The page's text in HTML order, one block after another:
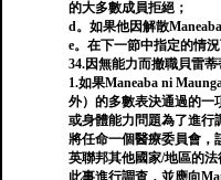
的大多數成員拒絕；
d。如果他因解散
e。在下一節中指定的情況
34.因無能力而撤職貝雷蒂
1.如果Maneaba ni
外）的多數表決通過的一
或身體能力問題為了進行
將任命一個醫療委員會，
英聯邦其他國家/地區的
此事進行調查，並應向